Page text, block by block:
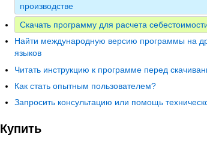
производстве
Скачать программу для расчета
Найти международную версию программы на
языков
Читать инструкцию к программе перед
Как стать опытным пользователем?
Запросить консультацию или помощь
Купить